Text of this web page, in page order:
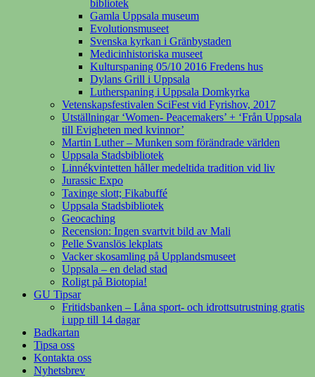
bibliotek
Gamla Uppsala museum
Evolutionsmuseet
Svenska kyrkan i Gränbystaden
Medicinhistoriska museet
Kulturspaning 05/10 2016 Fredens hus
Dylans Grill i Uppsala
Lutherspaning i Uppsala Domkyrka
Vetenskapsfestivalen SciFest vid Fyrishov, 2017
Utställningar ‘Women- Peacemakers’ + ‘Från Uppsala
till Evigheten med kvinnor’
Martin Luther – Munken som förändrade världen
Uppsala Stadsbibliotek
Linnékvintetten håller medeltida tradition vid liv
Jurassic Expo
Taxinge slott; Fikabuffé
Uppsala Stadsbibliotek
Geocaching
Recension: Ingen svartvit bild av Mali
Pelle Svanslös lekplats
Vacker skosamling på Upplandsmuseet
Uppsala – en delad stad
Roligt på Biotopia!
GU Tipsar
Fritidsbanken – Låna sport- och idrottsutrustning gratis
i upp till 14 dagar
Badkartan
Tipsa oss
Kontakta oss
Nyhetsbrev